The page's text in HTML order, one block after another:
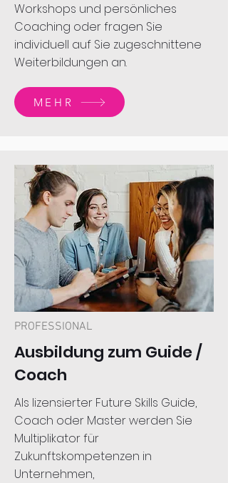
Workshops und persönliches
Coaching oder fragen Sie
individuell auf Sie zugeschnittene
Weiterbildungen an.
MEHR
PROFESSIONAL
Ausbildung zum Guide /
Coach
Als lizensierter Future Skills Guide,
Coach oder Master werden Sie
Multiplikator für
Zukunftskompetenzen in
Unternehmen,